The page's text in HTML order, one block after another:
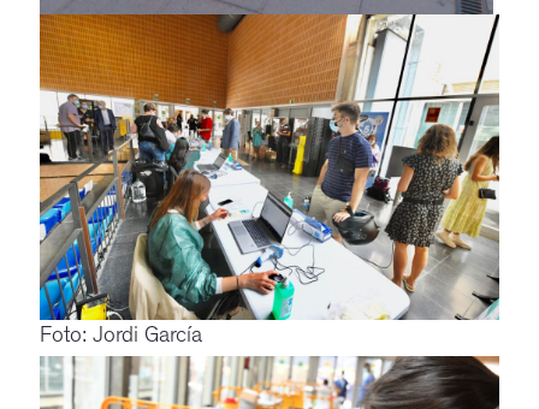
Foto: Jordi García